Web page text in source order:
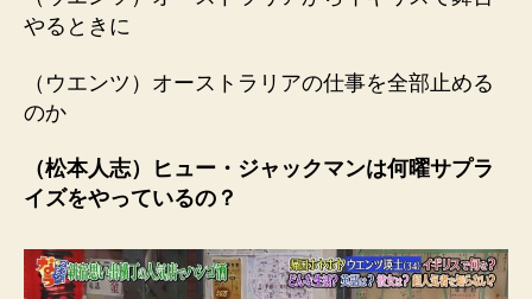
やるときに
（ウエンツ）オーストラリアの仕事を全部止める
のか
（松本人志）ヒュー・ジャックマンは何曜サプラ
イズをやっているの？